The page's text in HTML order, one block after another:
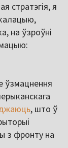
стратэгія, я
на ўзроўні
ўзмацнення
, што ў
з фронту на